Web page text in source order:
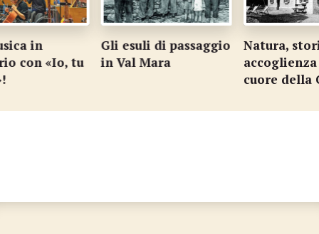
in
con «Io, tu
Gli esuli di passaggio
in Val Mara
Natura,
accoglienza
cuore della
…